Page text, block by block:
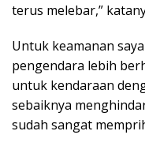
terus melebar,”
Untuk keamanan
pengendara lebih
untuk kendaraan
sebaiknya
sudah sangat